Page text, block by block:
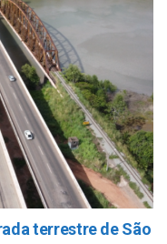
terrestre de São